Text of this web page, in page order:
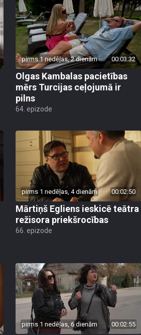
pirms 1 nedēļas, 2 dienām 00:03:32
Olgas Kambalas pacietības
mērs Turcijas ceļojumā ir
pilns
64. epizode
pirms 1 nedēļas, 4 dienām 00:02:50
Mārtiņš Egliens ieskicē teātra
režisora priekšrocības
66. epizode
pirms 1 nedēļas, 6 dienām 00:02:55